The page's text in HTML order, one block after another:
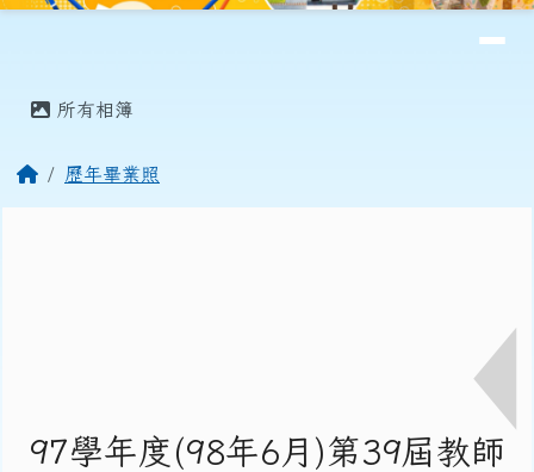
所有相簿
回首頁歷年畢業照
97學年度(98年6月)第39屆教師